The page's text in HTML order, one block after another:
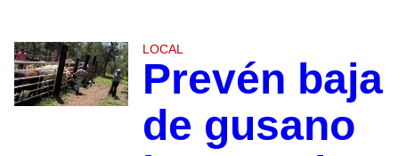
LOCAL
Prevén baja
de gusano